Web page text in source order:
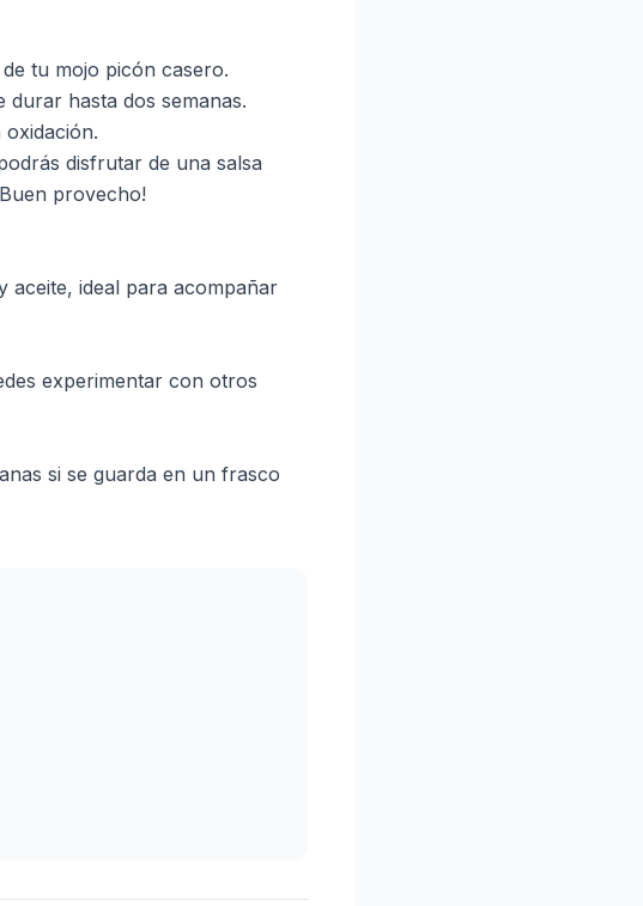
tu mojo picón casero.
hasta dos semanas.
disfrutar de una salsa
provecho!
aceite, ideal para acompañar
experimentar con otros
si se guarda en un frasco